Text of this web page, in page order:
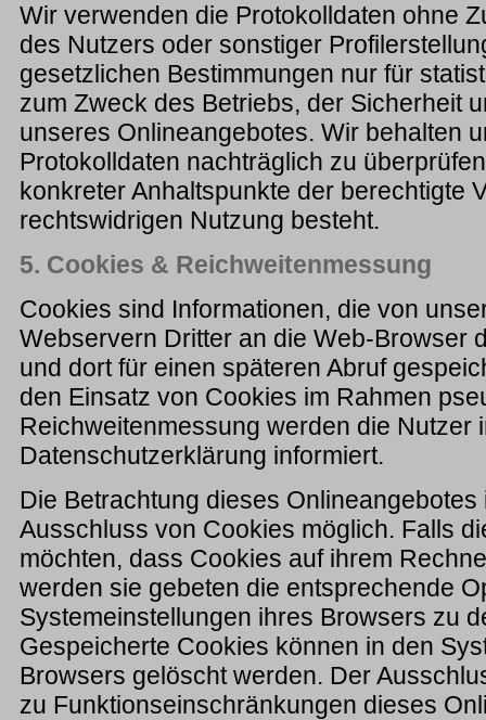
Wir verwenden die Protokolldaten ohne
des Nutzers oder sonstiger
gesetzlichen Bestimmungen nur für
zum Zweck des Betriebs, der Sicherheit
unseres Onlineangebotes. Wir behalten
Protokolldaten nachträglich zu
konkreter Anhaltspunkte der berechtigte
rechtswidrigen Nutzung besteht.
5. Cookies & Reichweitenmessung
Cookies sind Informationen, die von
Webservern Dritter an die Web-Browser
und dort für einen späteren Abruf
den Einsatz von Cookies im Rahmen
Reichweitenmessung werden die Nutzer
Datenschutzerklärung informiert.
Die Betrachtung dieses Onlineangebotes
Ausschluss von Cookies möglich. Falls
möchten, dass Cookies auf ihrem
werden sie gebeten die entsprechende
Systemeinstellungen ihres Browsers zu
Gespeicherte Cookies können in den
Browsers gelöscht werden. Der
zu Funktionseinschränkungen dieses